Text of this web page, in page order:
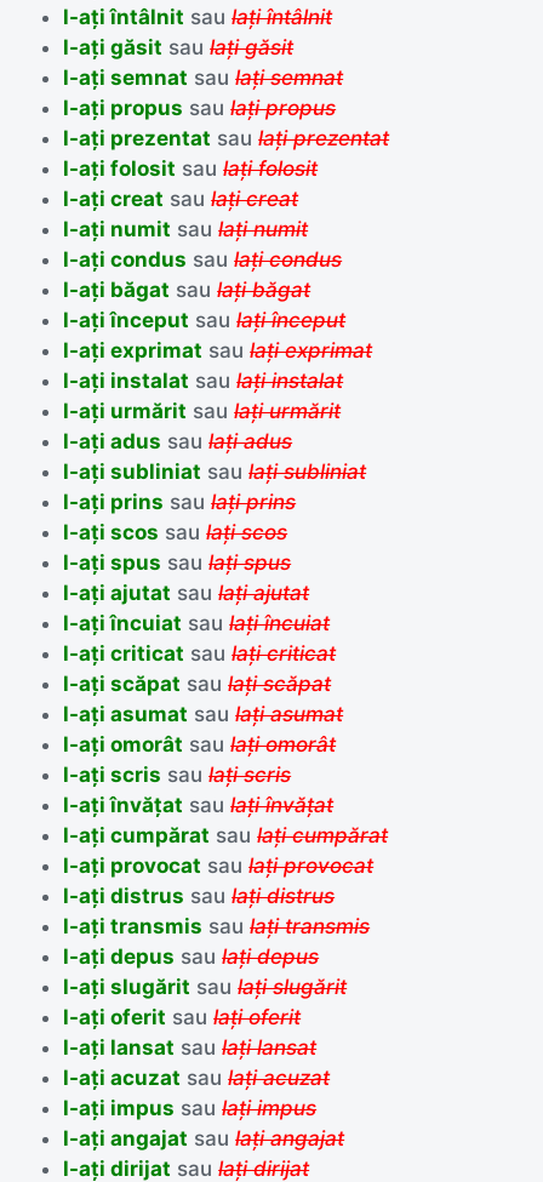
l-ați întâlnit saulați întâlnit
l-ați găsit saulați găsit
l-ați semnat saulați semnat
l-ați propus saulați propus
l-ați prezentat saulați prezentat
l-ați folosit saulați folosit
l-ați creat saulați creat
l-ați numit saulați numit
l-ați condus saulați condus
l-ați băgat saulați băgat
l-ați început saulați început
l-ați exprimat saulați exprimat
l-ați instalat saulați instalat
l-ați urmărit saulați urmărit
l-ați adus saulați adus
l-ați subliniat saulați subliniat
l-ați prins saulați prins
l-ați scos saulați scos
l-ați spus saulați spus
l-ați ajutat saulați ajutat
l-ați încuiat saulați încuiat
l-ați criticat saulați criticat
l-ați scăpat saulați scăpat
l-ați asumat saulați asumat
l-ați omorât saulați omorât
l-ați scris saulați scris
l-ați învățat saulați învățat
l-ați cumpărat saulați cumpărat
l-ați provocat saulați provocat
l-ați distrus saulați distrus
l-ați transmis saulați transmis
l-ați depus saulați depus
l-ați slugărit saulați slugărit
l-ați oferit saulați oferit
l-ați lansat saulați lansat
l-ați acuzat saulați acuzat
l-ați impus saulați impus
l-ați angajat saulați angajat
l-ați dirijat saulați dirijat